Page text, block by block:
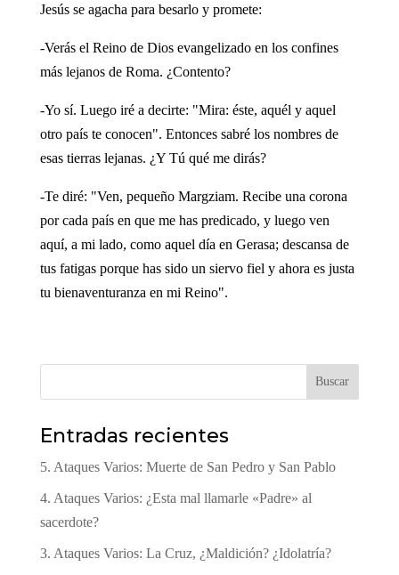
Jesús se agacha para besarlo y promete:
-Verás el Reino de Dios evangelizado en los confines
más lejanos de Roma. ¿Contento?
-Yo sí. Luego iré a decirte: "Mira: éste, aquél y aquel
otro país te conocen". Entonces sabré los nombres de
esas tierras lejanas. ¿Y Tú qué me dirás?
-Te diré: "Ven, pequeño Margziam. Recibe una corona
por cada país en que me has predicado, y luego ven
aquí, a mi lado, como aquel día en Gerasa; descansa de
tus fatigas porque has sido un siervo fiel y ahora es justa
tu bienaventuranza en mi Reino".
Buscar
Entradas recientes
5. Ataques Varios: Muerte de San Pedro y San Pablo
4. Ataques Varios: ¿Esta mal llamarle «Padre» al
sacerdote?
3. Ataques Varios: La Cruz, ¿Maldición? ¿Idolatría?